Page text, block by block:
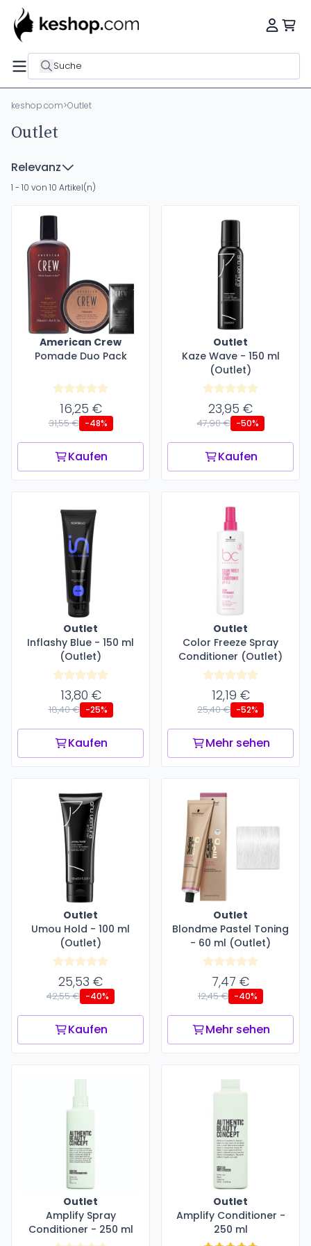
Suche
keshop.com>Outlet
Outlet
Relevanz
1 - 10 von 10 Artikel(n)
American Crew
Pomade Duo Pack
16,25 €
31,55 € -48%
Kaufen
Outlet
Kaze Wave - 150 ml
(Outlet)
23,95 €
47,90 € -50%
Kaufen
Outlet
Inflashy Blue - 150 ml
(Outlet)
13,80 €
18,40 € -25%
Kaufen
Outlet
Color Freeze Spray
Conditioner (Outlet)
12,19 €
25,40 € -52%
Mehr sehen
Outlet
Umou Hold - 100 ml
(Outlet)
25,53 €
42,55 € -40%
Kaufen
Outlet
Blondme Pastel Toning
- 60 ml (Outlet)
7,47 €
12,45 € -40%
Mehr sehen
Outlet
Amplify Spray
Conditioner - 250 ml
Outlet
Amplify Conditioner -
250 ml